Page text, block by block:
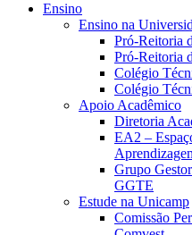
Ensino
Ensino na
Pró-Reitoria
Pró-Reitoria
Colégio
Colégio
Apoio Acadêmico
Diretoria
EA2 –
Grupo
GGTE
Estude na Unicamp
Comissão